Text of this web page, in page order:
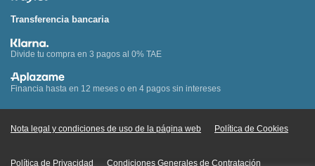
Transferencia bancaria
Divide tu compra en 3 pagos al 0% TAE
Financia hasta en 12 meses o en 4 pagos sin intereses
Nota legal y condiciones de uso de la página web Política de Cookies
Política de Privacidad Condiciones Generales de Contratación